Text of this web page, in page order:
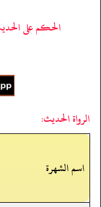
الحكم على
الرواة الحديث:
اسم الشهرة